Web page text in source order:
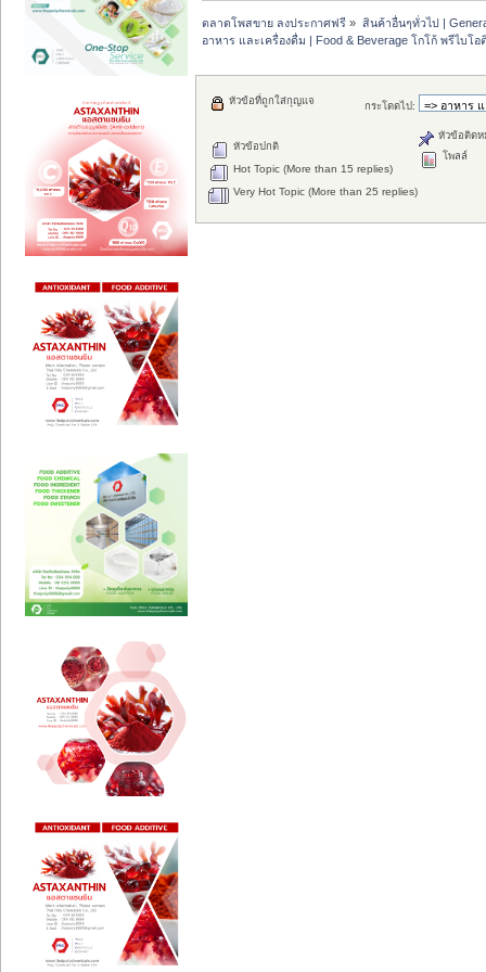
ตลาดโพสขาย ลงประกาศฟรี » สินค้าอื่นๆทั่วไป |
อาหาร และเครื่องดื่ม | Food & Beverage โกโก้ พรีไบโ
กระโดดไป:
หัวข้อปกติ
Hot Topic (More than 15 replies)
Very Hot Topic (More than 25 replies)
หัวข้อที่ถูกใส่กุญแจ
หัวข้อติดห
โพลล์